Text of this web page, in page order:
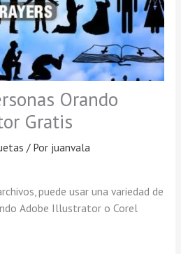
Orando
Gratis
/ Por juanvala
puede usar una variedad de
Adobe Illustrator o Corel